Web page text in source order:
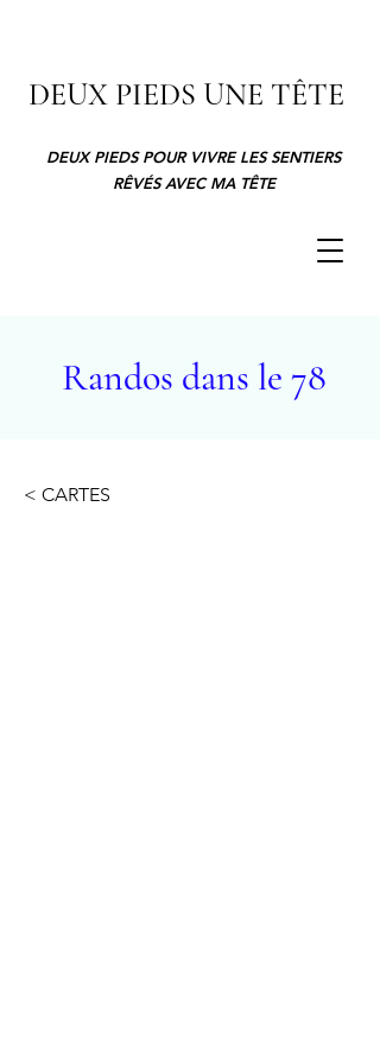
DEUX PIEDS UNE TÊTE
DEUX PIEDS POUR VIVRE LES SENTIERS
RÊVÉS AVEC MA TÊTE
Randos dans le 78
< CARTES